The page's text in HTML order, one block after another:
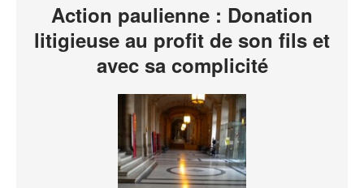
Action paulienne : Donation
litigieuse au profit de son fils et
avec sa complicité